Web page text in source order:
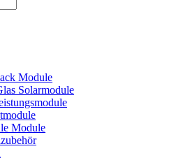
Module
Solarmodule
Module